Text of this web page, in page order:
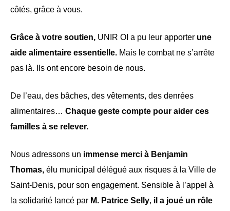
côtés, grâce à vous.
Grâce à votre soutien, UNIR OI a pu leur apporter une
aide alimentaire essentielle. Mais le combat ne s’arrête
pas là. Ils ont encore besoin de nous.
De l’eau, des bâches, des vêtements, des denrées
alimentaires… Chaque geste compte pour aider ces
familles à se relever.
Nous adressons un immense merci à Benjamin
Thomas, élu municipal délégué aux risques à la Ville de
Saint-Denis, pour son engagement. Sensible à l’appel à
la solidarité lancé par M. Patrice Selly, il a joué un rôle